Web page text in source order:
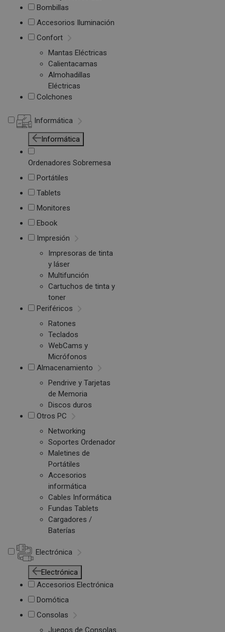
Bombillas
Accesorios Iluminación
Confort
Mantas Eléctricas
Calientacamas
Almohadillas
Eléctricas
Colchones
Informática
Informática
Ordenadores Sobremesa
Portátiles
Tablets
Monitores
Ebook
Impresión
Impresoras de tinta
y láser
Multifunción
Cartuchos de tinta y
toner
Periféricos
Ratones
Teclados
WebCams y
Micrófonos
Almacenamiento
Pendrive y Tarjetas
de Memoria
Discos duros
Otros PC
Networking
Soportes Ordenador
Maletines de
Portátiles
Accesorios
informática
Cables Informática
Fundas Tablets
Cargadores /
Baterías
Electrónica
Electrónica
Accesorios Electrónica
Domótica
Consolas
Juegos de Consolas